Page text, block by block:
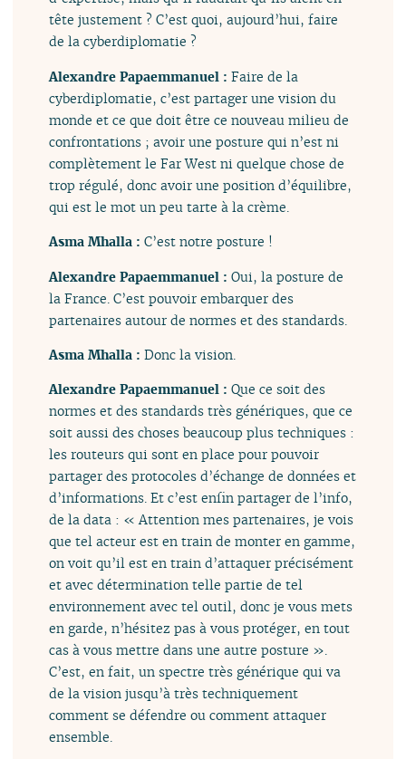
tête justement ? C’est quoi, aujourd’hui, faire
de la cyberdiplomatie ?
Alexandre Papaemmanuel :Faire de la
cyberdiplomatie, c’est partager une vision du
monde et ce que doit être ce nouveau milieu de
confrontations ; avoir une posture qui n’est ni
complètement le Far West ni quelque chose de
trop régulé, donc avoir une position d’équilibre,
qui est le mot un peu tarte à la crème.
Asma Mhalla :C’est notre posture !
Alexandre Papaemmanuel :Oui, la posture de
la France. C’est pouvoir embarquer des
partenaires autour de normes et des standards.
Asma Mhalla :Donc la vision.
Alexandre Papaemmanuel :Que ce soit des
normes et des standards très génériques, que ce
soit aussi des choses beaucoup plus techniques :
les routeurs qui sont en place pour pouvoir
partager des protocoles d’échange de données et
d’informations. Et c’est enfin partager de l’info,
de la data : « Attention mes partenaires, je vois
que tel acteur est en train de monter en gamme,
on voit qu’il est en train d’attaquer précisément
et avec détermination telle partie de tel
environnement avec tel outil, donc je vous mets
en garde, n’hésitez pas à vous protéger, en tout
cas à vous mettre dans une autre posture ».
C’est, en fait, un spectre très générique qui va
de la vision jusqu’à très techniquement
comment se défendre ou comment attaquer
ensemble.